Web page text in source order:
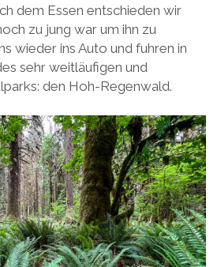
dem Essen entschieden wir
zu jung war um ihn zu
wieder ins Auto und fuhren in
sehr weitläufigen und
den Hoh-Regenwald.